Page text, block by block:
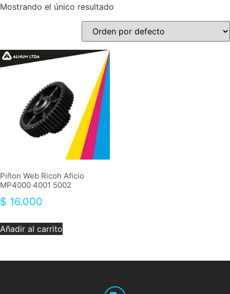
Mostrando el único resultado
Piñon Web Ricoh Aficio
MP4000 4001 5002
$ 16.000
Añadir al carrito